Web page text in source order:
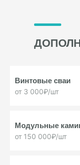
Винтовые сваи
от 3 000₽/шт
Модульные
от 150 000₽/шт